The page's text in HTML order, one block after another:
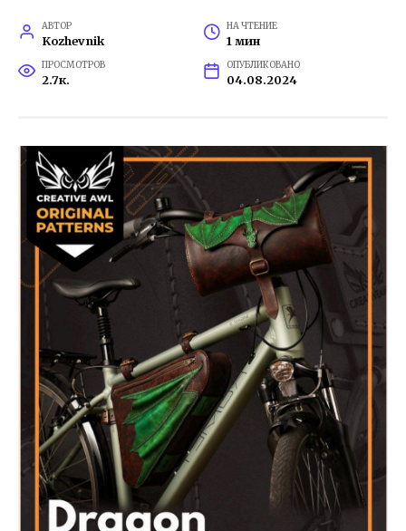
АВТОР
Kozhevnik
НА ЧТЕНИЕ
1 мин
ПРОСМОТРОВ
2.7к.
ОПУБЛИКОВАНО
04.08.2024